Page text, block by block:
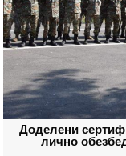
Доделени
лично